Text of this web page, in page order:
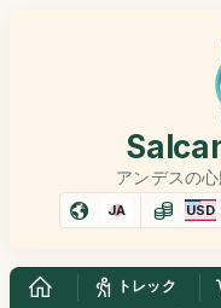
アンデスの
JA USD
トレック